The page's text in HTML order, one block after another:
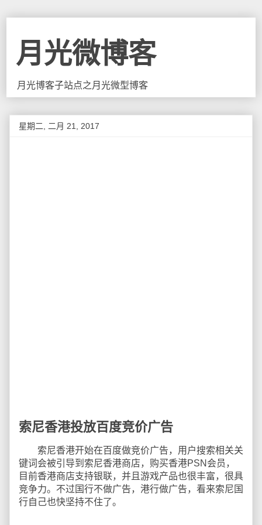
月光微博客
月光博客子站点之月光微型博客
星期二, 二月 21, 2017
索尼香港投放百度竞价广告
索尼香港开始在百度做竞价广告，用户搜索相关关
键词会被引导到索尼香港商店，购买香港PSN会员，
目前香港商店支持银联，并且游戏产品也很丰富，很具
竞争力。不过国行不做广告，港行做广告，看来索尼国
行自己也快坚持不住了。